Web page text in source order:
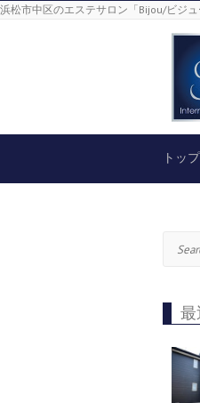
浜松市中区のエステサロン「Bijou/ビジュ
トッ
最